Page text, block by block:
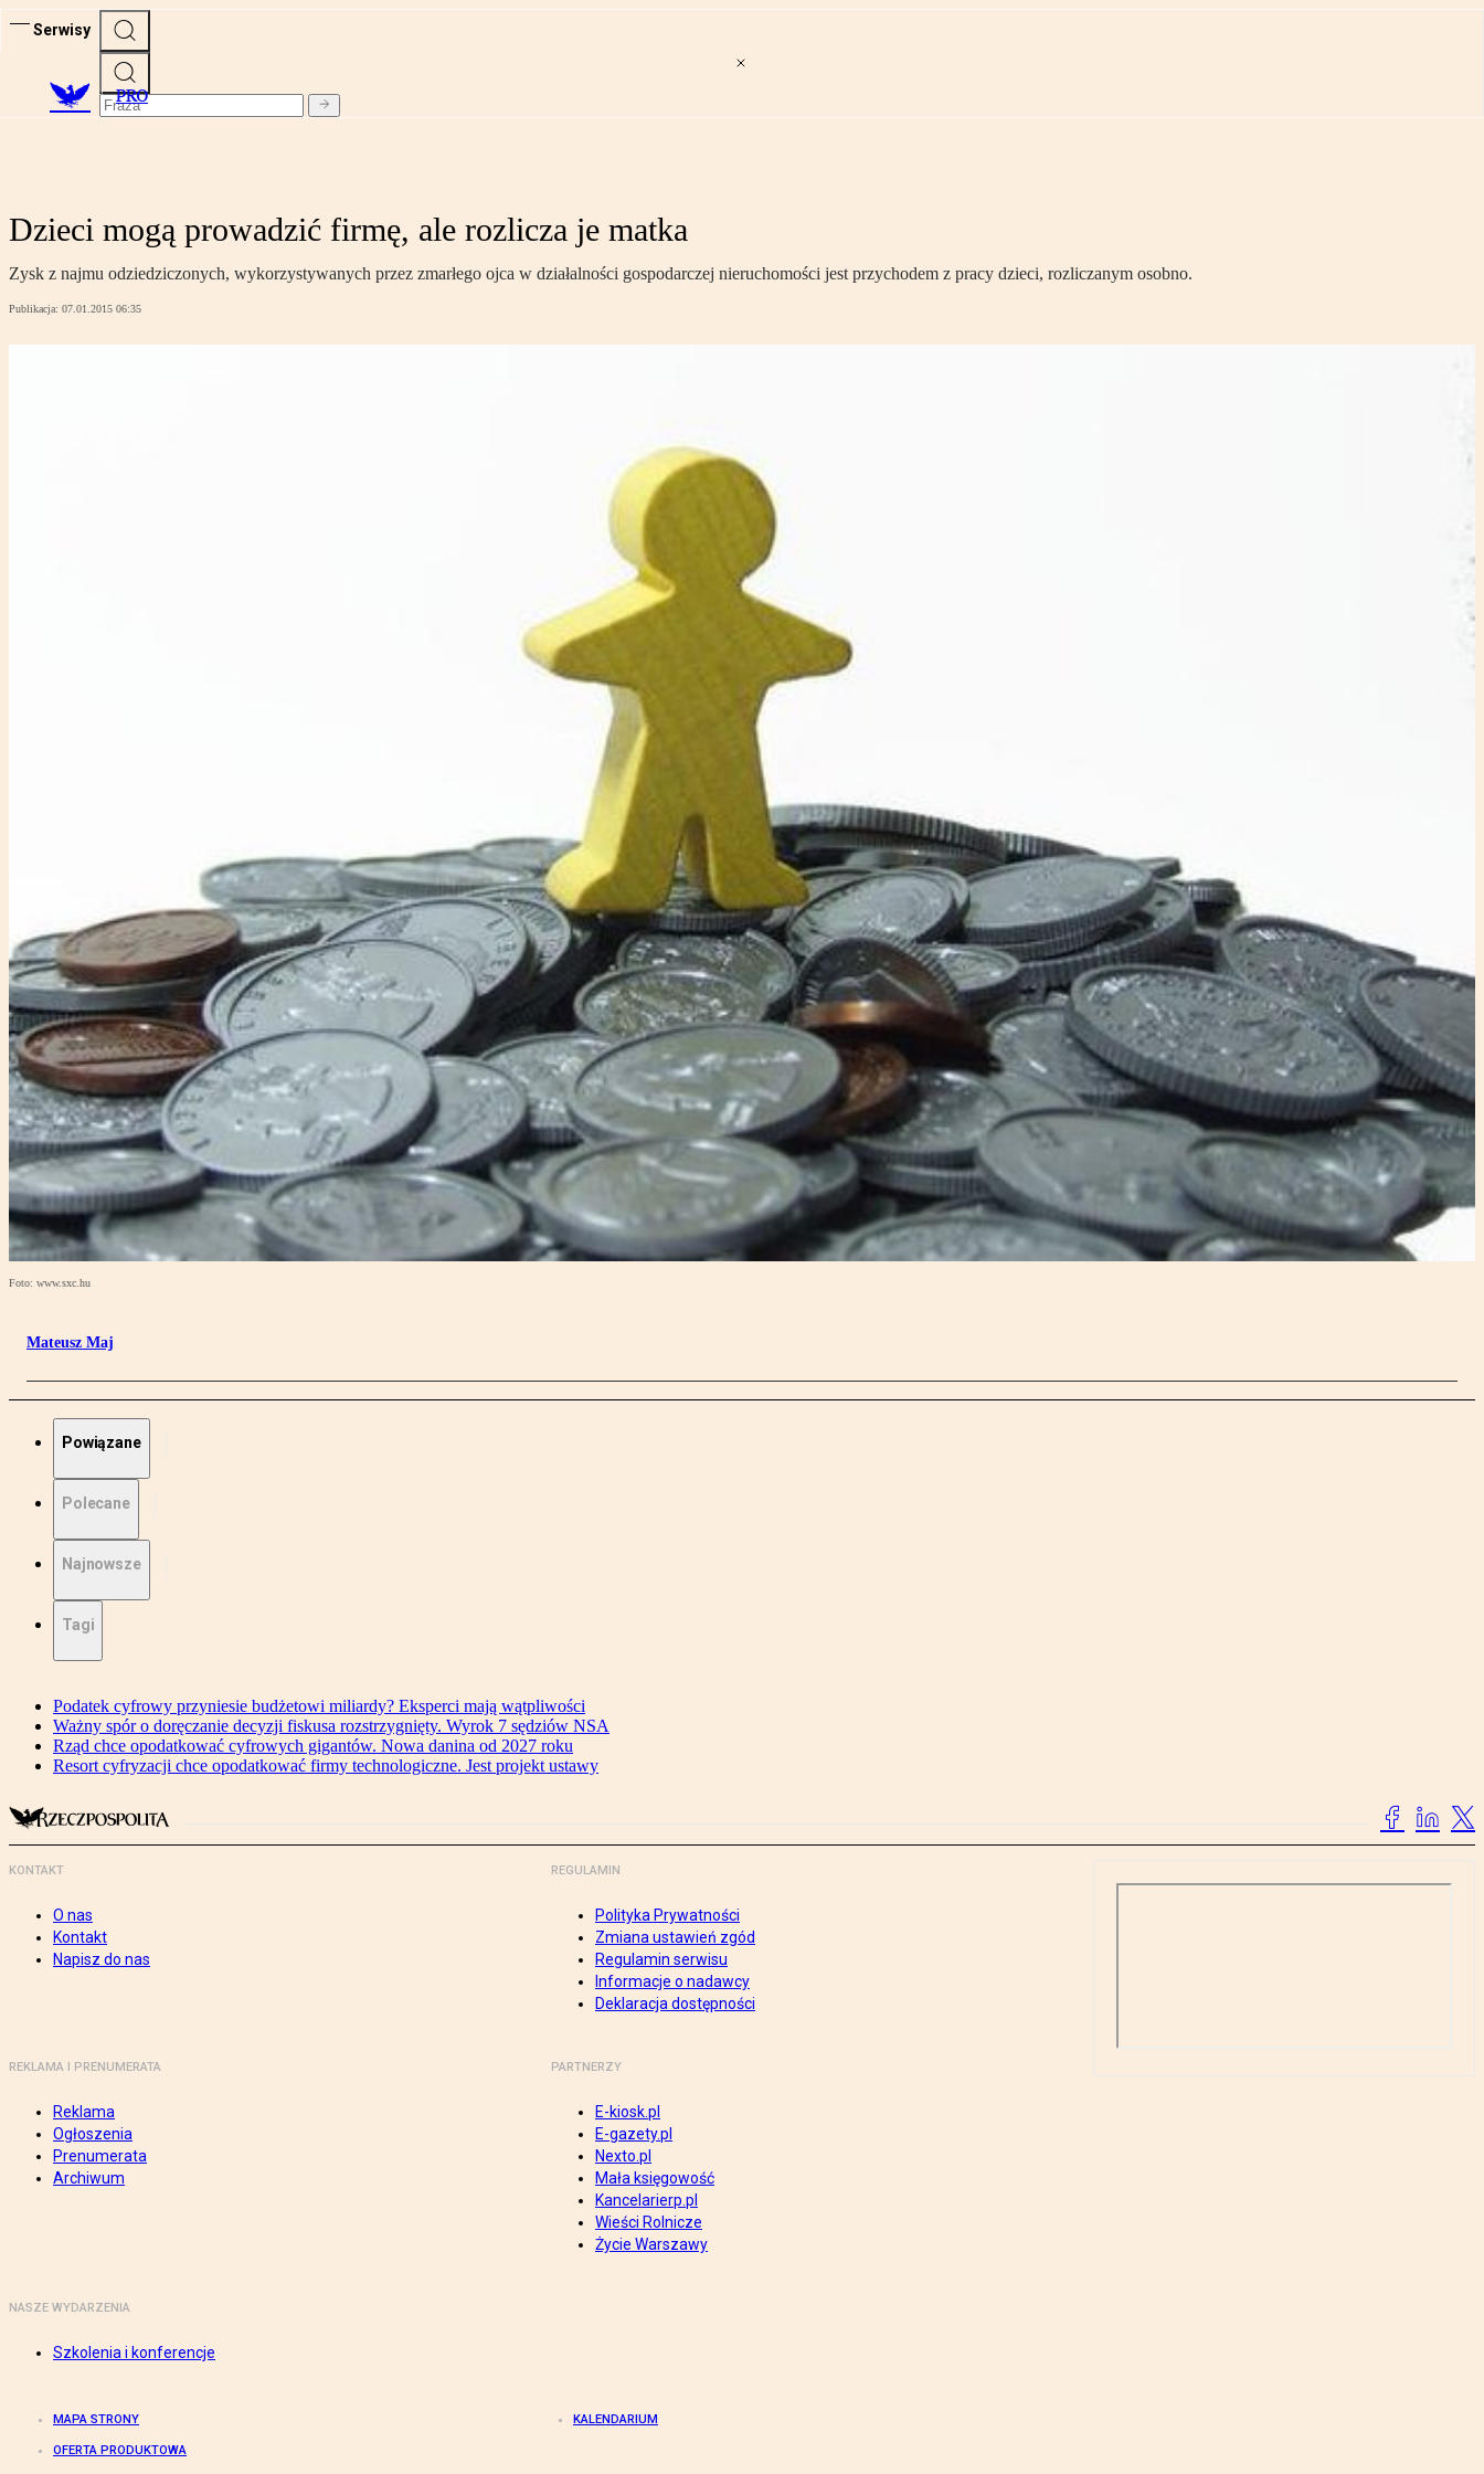
Serwisy
PRO
Dzieci mogą prowadzić firmę, ale rozlicza je matka
Zysk z najmu odziedziczonych, wykorzystywanych przez zmarłego ojca w działalności gospodarczej nieruchomości jest przychodem z pracy dzieci, rozliczanym osobno.
Publikacja: 07.01.2015 06:35
Foto: www.sxc.hu
Mateusz Maj
Powiązane
Polecane
Najnowsze
Tagi
Podatek cyfrowy przyniesie budżetowi miliardy? Eksperci mają wątpliwości
Ważny spór o doręczanie decyzji fiskusa rozstrzygnięty. Wyrok 7 sędziów NSA
Rząd chce opodatkować cyfrowych gigantów. Nowa danina od 2027 roku
Resort cyfryzacji chce opodatkować firmy technologiczne. Jest projekt ustawy
KONTAKT
O nas
Kontakt
Napisz do nas
REGULAMIN
Polityka Prywatności
Zmiana ustawień zgód
Regulamin serwisu
Informacje o nadawcy
Deklaracja dostępności
REKLAMA I PRENUMERATA
Reklama
Ogłoszenia
Prenumerata
Archiwum
PARTNERZY
E-kiosk.pl
E-gazety.pl
Nexto.pl
Mała księgowość
Kancelarierp.pl
Wieści Rolnicze
Życie Warszawy
NASZE WYDARZENIA
Szkolenia i konferencje
MAPA STRONY KALENDARIUM
OFERTA PRODUKTOWA